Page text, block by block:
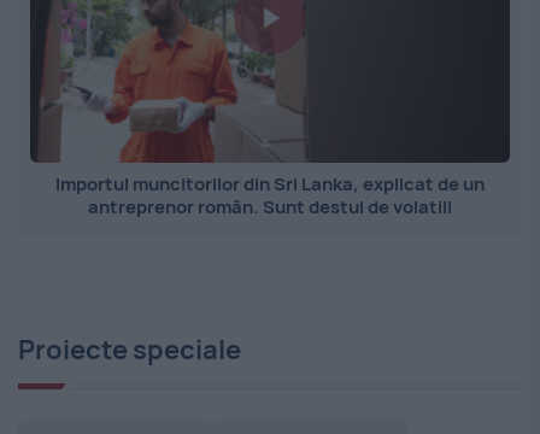
Importul muncitorilor din Sri Lanka, explicat de un
antreprenor român. Sunt destul de volatili
Proiecte speciale